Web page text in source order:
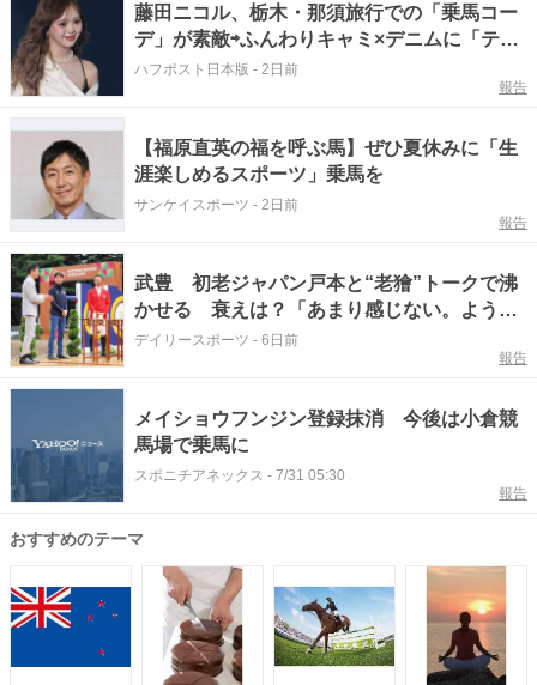
藤田ニコル、栃木・那須旅行での「乗馬コー
デ」が素敵⇨ふんわりキャミ×デニムに「ティ
ンカーベルみたい」の声
ハフポスト日本版 - 2日前
報告
【福原直英の福を呼ぶ馬】ぜひ夏休みに「生
涯楽しめるスポーツ」乗馬を
サンケイスポーツ - 2日前
報告
武豊 初老ジャパン戸本と“老獪”トークで沸
かせる 衰えは？「あまり感じない。ようや
くピークが」 馬術に対して「乗馬の発展が
デイリースポーツ - 6日前
報告
メイショウフンジン登録抹消 今後は小倉競
馬場で乗馬に
スポニチアネックス - 7/31 05:30
報告
おすすめのテーマ